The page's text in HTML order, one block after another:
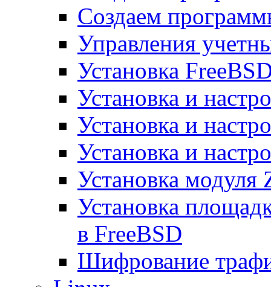
Создаем
Управления
Установка
Установка и
Установка и
Установка и
Установка
Установка
в FreeBSD
Шифрование